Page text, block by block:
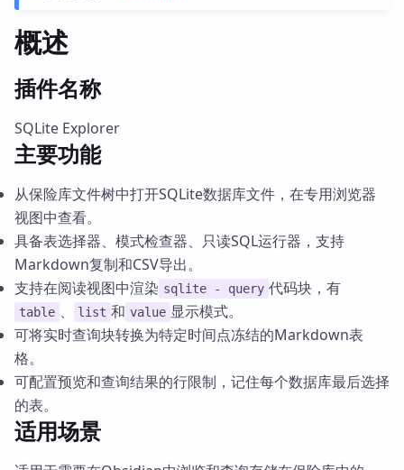
概述
插件名称
SQLite Explorer
主要功能
从保险库文件树中打开SQLite数据库文件，在专用浏览器
视图中查看。
具备表选择器、模式检查器、只读SQL运行器，支持
Markdown复制和CSV导出。
支持在阅读视图中渲染 sqlite - query 代码块，有
table 、 list 和 value 显示模式。
可将实时查询块转换为特定时间点冻结的Markdown表
格。
可配置预览和查询结果的行限制，记住每个数据库最后选择
的表。
适用场景